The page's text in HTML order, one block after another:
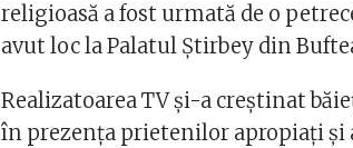
religioasă a fost urmată de o
avut loc la Palatul Știrbey din
Realizatoarea TV și-a creștinat
în prezența prietenilor apropiați